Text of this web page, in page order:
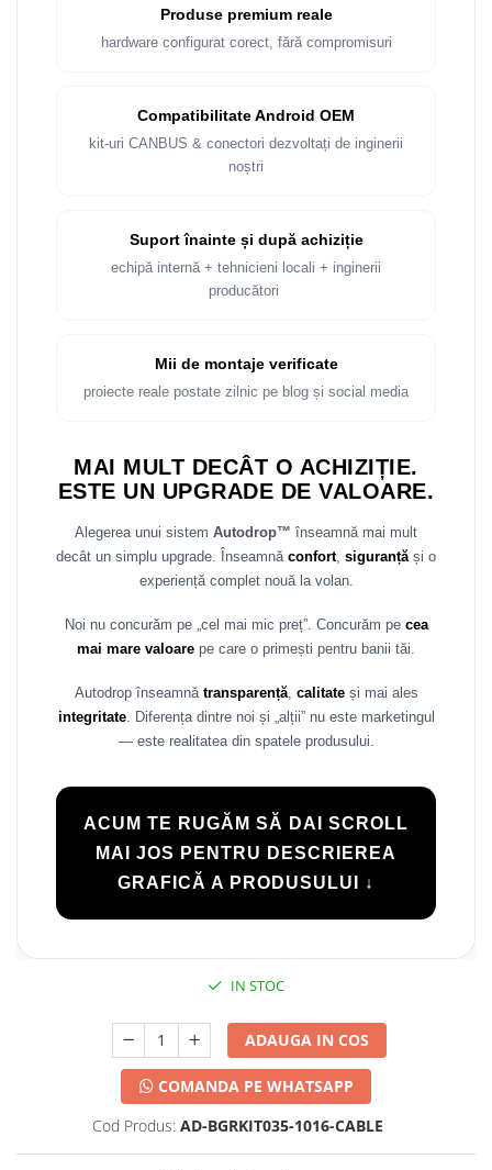
Produse premium reale
hardware configurat corect, fără compromisuri
Compatibilitate Android OEM
kit-uri CANBUS & conectori dezvoltați de inginerii
noștri
Suport înainte și după achiziție
echipă internă + tehnicieni locali + inginerii
producători
Mii de montaje verificate
proiecte reale postate zilnic pe blog și social media
MAI MULT DECÂT O ACHIZIȚIE.
ESTE UN UPGRADE DE VALOARE.
Alegerea unui sistem Autodrop™ înseamnă mai mult
decât un simplu upgrade. Înseamnă confort, siguranțăși o
experiență complet nouă la volan.
Noi nu concurăm pe „cel mai mic preț”. Concurăm pe cea
mai mare valoare pe care o primești pentru banii tăi.
Autodrop înseamnă transparență, calitateși mai ales
integritate. Diferența dintre noi și „alții” nu este marketingul
— este realitatea din spatele produsului.
ACUM TE RUGĂM SĂ DAI SCROLL
MAI JOS PENTRU DESCRIEREA
GRAFICĂ A PRODUSULUI ↓
IN STOC
ADAUGA IN COS
COMANDA PE WHATSAPP
Cod Produs: AD-BGRKIT035-1016-CABLE